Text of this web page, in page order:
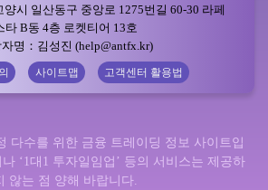
양시 일산동구 중앙로 1275번길 60-30 라페
타 B동 4층 로켓티어 13호
명：김성진 (help@antfx.kr)
사이트맵 고객센터 활용법
다수를 위한 금융 트레이딩 정보 사이트입
‘1대1 투자일임업’ 등의 서비스는 제공하
않는 점 양해 바랍니다.